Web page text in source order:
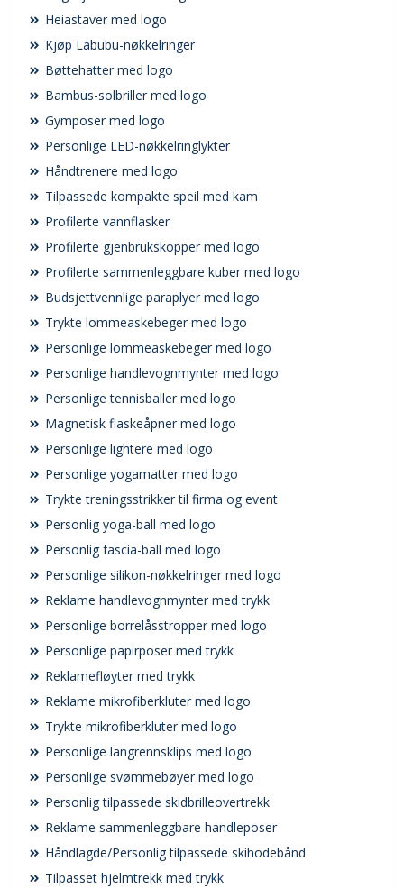
Heiastaver med logo
Kjøp Labubu-nøkkelringer
Bøttehatter med logo
Bambus-solbriller med logo
Gymposer med logo
Personlige LED-nøkkelringlykter
Håndtrenere med logo
Tilpassede kompakte speil med kam
Profilerte vannflasker
Profilerte gjenbrukskopper med logo
Profilerte sammenleggbare kuber med logo
Budsjettvennlige paraplyer med logo
Trykte lommeaskebeger med logo
Personlige lommeaskebeger med logo
Personlige handlevognmynter med logo
Personlige tennisballer med logo
Magnetisk flaskeåpner med logo
Personlige lightere med logo
Personlige yogamatter med logo
Trykte treningsstrikker til firma og event
Personlig yoga-ball med logo
Personlig fascia-ball med logo
Personlige silikon-nøkkelringer med logo
Reklame handlevognmynter med trykk
Personlige borrelåsstropper med logo
Personlige papirposer med trykk
Reklamefløyter med trykk
Reklame mikrofiberkluter med logo
Trykte mikrofiberkluter med logo
Personlige langrennsklips med logo
Personlige svømmebøyer med logo
Personlig tilpassede skidbrilleovertrekk
Reklame sammenleggbare handleposer
Håndlagde/Personlig tilpassede skihodebånd
Tilpasset hjelmtrekk med trykk